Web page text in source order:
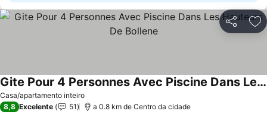
Partilhar
Casa/apartamento inteiro
Gite Pour 4 Personnes Avec Piscine Dans Les Hauteurs De Bollene
Ver preços
8,8 Excelente 51 a 0.8 km de Centro da cidade